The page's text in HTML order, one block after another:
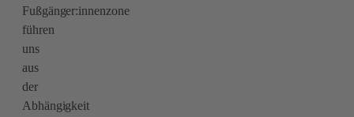
Fußgänger:innenzone
führen
uns
aus
der
Abhängigkeit